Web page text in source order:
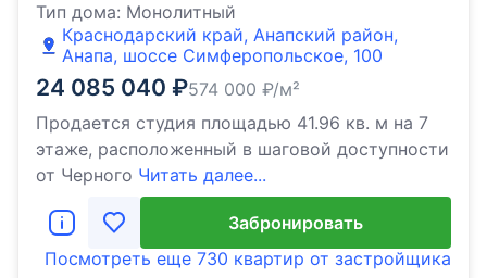
Тип дома: Монолитный
Краснодарский край, Анапский район,
Анапа, шоссе Симферопольское, 100
24 085 040 ₽574 000 ₽/м²
Продается студия площадью 41.96 кв. м на 7
этаже, расположенный в шаговой доступности
от Черного Читать далее...
Забронировать
Посмотреть еще 730 квартир от застройщика